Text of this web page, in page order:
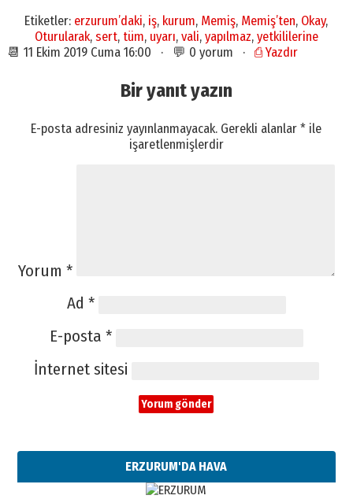
Etiketler: erzurum’daki, iş, kurum, Memiş, Memiş’ten, Okay,
Oturularak, sert, tüm, uyarı, vali, yapılmaz, yetkililerine
📆 11 Ekim 2019 Cuma 16:00 · 💬 0 yorum · ⎙ Yazdır
Bir yanıt yazın
E-posta adresiniz yayınlanmayacak. Gerekli alanlar* ile
işaretlenmişlerdir
Yorum *
Ad *
E-posta *
İnternet sitesi
ERZURUM'DA HAVA